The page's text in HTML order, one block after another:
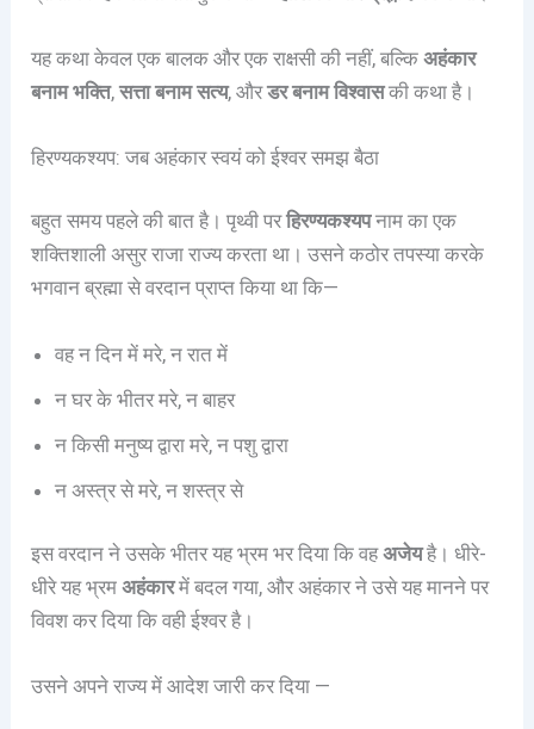
यह कथा केवल एक बालक और एक राक्षसी की नहीं, बल्किअहंकार
बनाम भक्ति,सत्ता बनाम सत्य, औरडर बनाम विश्वासकी कथा है।
हिरण्यकश्यप: जब अहंकार स्वयं को ईश्वर समझ बैठा
बहुत समय पहले की बात है। पृथ्वी परहिरण्यकश्यपनाम का एक
शक्तिशाली असुर राजा राज्य करता था। उसने कठोर तपस्या करके
भगवान ब्रह्मा से वरदान प्राप्त किया था कि—
वह न दिन में मरे, न रात में
न घर के भीतर मरे, न बाहर
न किसी मनुष्य द्वारा मरे, न पशु द्वारा
न अस्त्र से मरे, न शस्त्र से
इस वरदान ने उसके भीतर यह भ्रम भर दिया कि वहअजेयहै। धीरे-
धीरे यह भ्रमअहंकारमें बदल गया, और अहंकार ने उसे यह मानने पर
विवश कर दिया कि वही ईश्वर है।
उसने अपने राज्य में आदेश जारी कर दिया —